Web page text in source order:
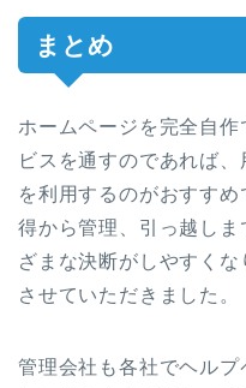
まとめ
ホームページを完全自
ビスを通すのであれば
を利用するのがおすす
得から管理、引っ越しま
ざまな決断がしやすく
させていただきました。
管理会社も各社でヘル